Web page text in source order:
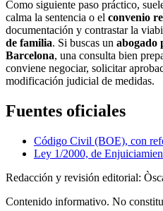
Como siguiente paso práctico,
calma la sentencia o el convenio
documentación y contrastar la
de familia. Si buscas un abogado
Barcelona, una consulta bien
conviene negociar, solicitar
modificación judicial de medidas.
Fuentes oficiales
Código Civil (BOE), con
Ley 1/2000, de
Redacción y revisión editorial:
Contenido informativo. No